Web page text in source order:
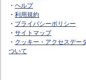
・ ヘルプ
・ 利用規約
・ プライバシーポリシー
・ サイトマップ
・ クッキー・アクセスデー
ついて